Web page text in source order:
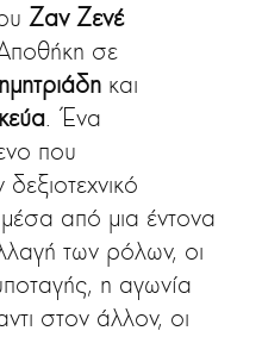
Ζαν Ζενέ
σε
και
. Ένα
που
από μια έντονα
των ρόλων, οι
η αγωνία
στον άλλον, οι